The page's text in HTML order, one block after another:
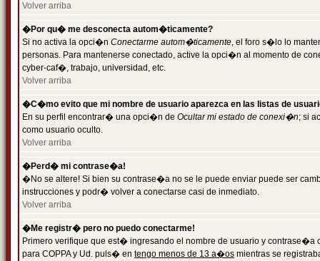
Volver arriba
�Por qu� me desconecta autom�ticamente?
Si no activa la opci�n Conectarme autom�ticamente, el foro s�lo lo
personas. Para mantenerse conectado, active la opci�n al momento de
cyber-caf�, trabajo, universidad, etc.
Volver arriba
�C�mo evito que mi nombre de usuario aparezca en las listas de
En su perfil encontrar� una opci�n de Ocultar mi estado de conexi�n; si
como usuario oculto.
Volver arriba
�Perd� mi contrase�a!
�No se altere! Si bien su contrase�a no se le puede enviar puede ser
instrucciones y podr� volver a conectarse casi de inmediato.
Volver arriba
�Me registr� pero no puedo conectarme!
Primero verifique que est� ingresando el nombre de usuario y
para COPPA y Ud. puls� en tengo menos de 13 a�os mientras se